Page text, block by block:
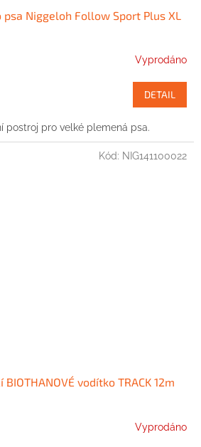
Niggeloh Follow Sport Plus XL
Vyprodáno
DETAIL
postroj pro velké plemená psa.
vodítko TRACK 12m
Vyprodáno
Kód: NIG141100022